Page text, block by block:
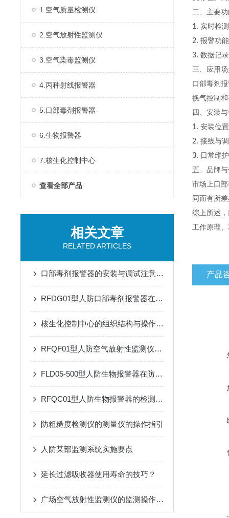
1.空气质量检测仪
2.空气放射性监测仪
3.空气染毒监测仪
4.丙种射线报警器
5.口部毒剂报警器
6.生物报警器
7.核生化控制中心
查看全部产品
相关文章
RELATED ARTICLES
口部毒剂报警器的安装与调试注意事项
RFDG01型人防口部毒剂报警器在应急响应中的应用效果
核生化控制中心的组织结构与操作流程说明
RFQF01型人防空气放射性监测仪的工作原理与技术分析
FLD05-500型人防生物报警器在防护中的关键作用
RFQC01型人防生物报警器的检测精度与环境适应性分析
防粗糙度检测仪的测量仪的操作指引
人防某部监测系统实施要点
延长过滤吸收器使用寿命的技巧？
广场空气放射性监测仪的监测操作方法
二、主要
1. 实时检
2. 报警功
3. 数据记
三、应用
口部毒剂
换气控制
四、安装
1. 安装位
2. 接线与
3. 日常维
五、品牌
市场上口
同而有所
综上所述
工作原理
产品